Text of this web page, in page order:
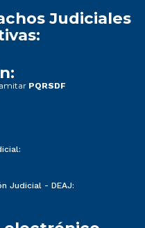
Judiciales
PQRSDF
Judicial - DEAJ: